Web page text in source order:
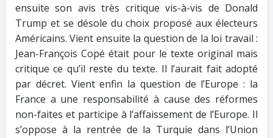
ensuite son avis très critique vis-à-vis de Donald
Trump et se désole du choix proposé aux électeurs
Américains. Vient ensuite la question de la loi travail :
Jean-François Copé était pour le texte original mais
critique ce qu’il reste du texte. Il l’aurait fait adopté
par décret. Vient enfin la question de l’Europe : la
France a une responsabilité à cause des réformes
non-faites et participe à l’affaissement de l’Europe. Il
s’oppose à la rentrée de la Turquie dans l’Union